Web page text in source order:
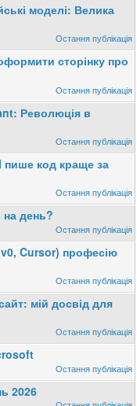
моделі: Велика
сторінку про
Революція в
пише код краще за
на день?
Cursor) професію
мій досвід для
2026